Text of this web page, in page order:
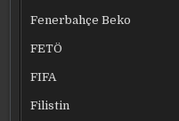
Fenerbahçe Beko
FETÖ
FIFA
Filistin